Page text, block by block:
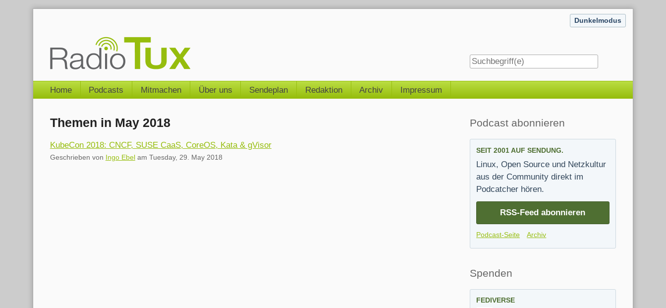
Dunkelmodus
Navigation
Home Podcasts Mitmachen Über uns Sendeplan Redaktion Archiv Impressum
Themen in May 2018
KubeCon 2018: CNCF, SUSE CaaS, CoreOS, Kata & gVisor
Geschrieben von Ingo Ebel am Tuesday, 29. May 2018
Seitenleiste
Podcast abonnieren
SEIT 2001 AUF SENDUNG.
Linux, Open Source und Netzkultur
aus der Community direkt im
Podcatcher hören.
RSS-Feed abonnieren
Podcast-Seite Archiv
Spenden
FEDIVERSE